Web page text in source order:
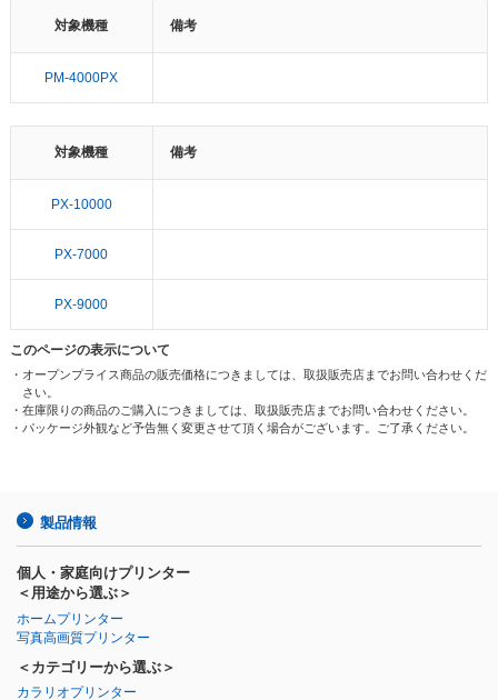
対象機種 備考
PM-4000PX
対象機種 備考
PX-10000
PX-7000
PX-9000
このページの表示について
・オープンプライス商品の販売価格につきましては、取扱販売店までお問い合わせくだ
さい。
・在庫限りの商品のご購入につきましては、取扱販売店までお問い合わせください。
・パッケージ外観など予告無く変更させて頂く場合がございます。ご了承ください。
製品情報
個人・家庭向けプリンター
＜用途から選ぶ＞
ホームプリンター
写真高画質プリンター
＜カテゴリーから選ぶ＞
カラリオプリンター